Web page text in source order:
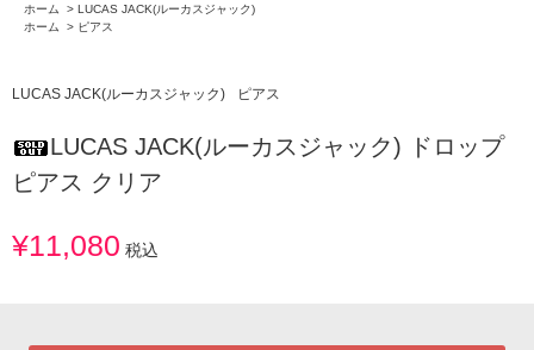
ホーム > LUCAS JACK(ルーカスジャック)
ホーム
> ピアス
LUCAS JACK(ルーカスジャック) ピアス
LUCAS JACK(ルーカスジャック) ドロップ
ピアス クリア
¥11,080 税込